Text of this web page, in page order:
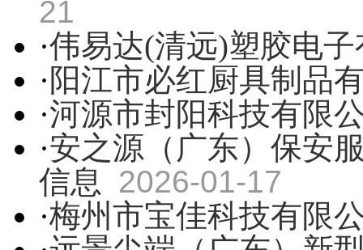
21
·伟易达(清远)塑胶电
· 阳江市必红厨具制品
·河源市封阳科技有限
·安之源（广东）保安
信息 2026-01-17
·梅州市宝佳科技有限